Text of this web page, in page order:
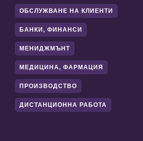
ОБСЛУЖВАНЕ НА КЛИЕНТИ
БАНКИ, ФИНАНСИ
МЕНИДЖМЪНТ
МЕДИЦИНА, ФАРМАЦИЯ
ПРОИЗВОДСТВО
ДИСТАНЦИОННА РАБОТА